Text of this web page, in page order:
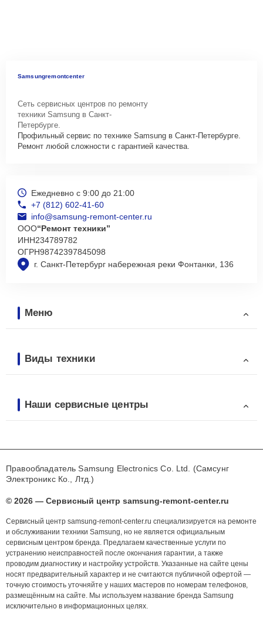
Samsungremontcenter
Сеть сервисных центров по ремонту
техники Samsung в Санкт-
Петербурге.
Профильный сервис по технике Samsung в Санкт-Петербурге.
Ремонт любой сложности с гарантией качества.
г. Санкт-Петербург набережная реки Фонтанки, 136
Ежедневно с 9:00 до 21:00
+7 (812) 602-41-60
info@samsung-remont-center.ru
ООО“Ремонт техники”
ИНН234789782
ОГРН98742397845098
Меню
Виды техники
Наши сервисные центры
Правообладатель Samsung Electronics Co. Ltd. (Самсунг
Электроникс Ко., Лтд.)
© 2026 — Сервисный центр samsung-remont-center.ru
Сервисный центр samsung-remont-center.ru специализируется на ремонте
и обслуживании техники Samsung, но не является официальным
сервисным центром бренда. Предлагаем качественные услуги по
устранению неисправностей после окончания гарантии, а также
проводим диагностику и настройку устройств. Указанные на сайте цены
носят предварительный характер и не считаются публичной офертой —
точную стоимость уточняйте у наших мастеров по номерам телефонов,
размещённым на сайте. Мы используем название бренда Samsung
исключительно в информационных целях.